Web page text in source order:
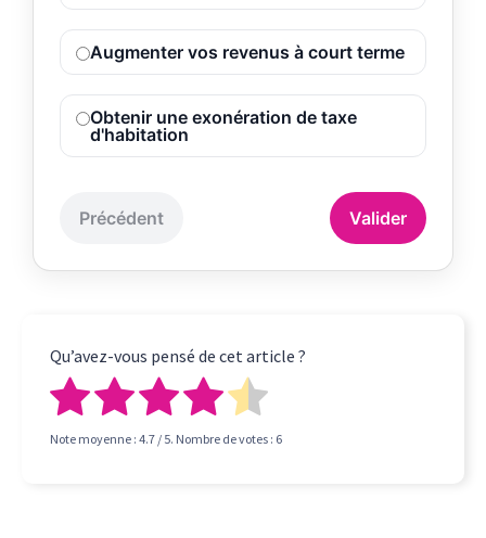
Augmenter vos revenus à court terme
Obtenir une exonération de taxe
d'habitation
Précédent Valider
Qu’avez-vous pensé de cet article ?
Note moyenne : 4.7 / 5. Nombre de votes : 6